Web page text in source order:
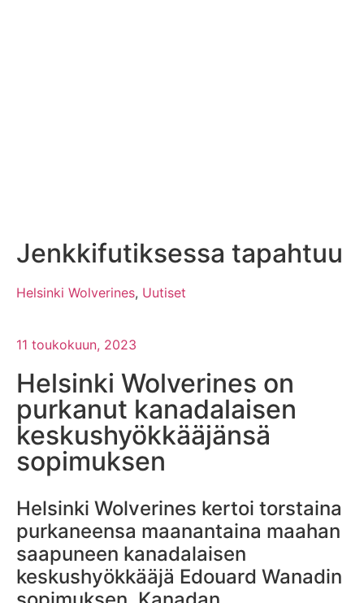
Jenkkifutiksessa tapahtuu
Helsinki Wolverines, Uutiset
11 toukokuun, 2023
Helsinki Wolverines on
purkanut kanadalaisen
keskushyökkääjänsä
sopimuksen
Helsinki Wolverines kertoi torstaina
purkaneensa maanantaina maahan
saapuneen kanadalaisen
keskushyökkääjä Edouard Wanadin